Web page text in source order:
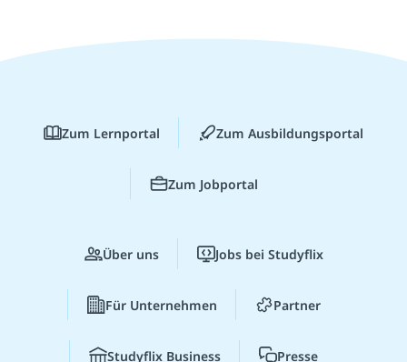
Zum Lernportal Zum Ausbildungsportal
Zum Jobportal
Über uns Jobs bei Studyflix
Für Unternehmen Partner
Studyflix Business Presse